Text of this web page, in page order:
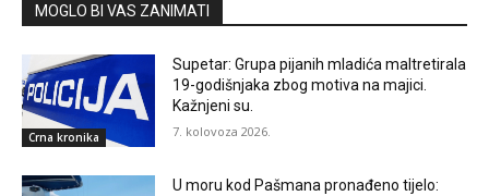
MOGLO BI VAS ZANIMATI
Crna kronika
Supetar: Grupa pijanih mladića maltretirala
19-godišnjaka zbog motiva na majici.
Kažnjeni su.
7. kolovoza 2026.
U moru kod Pašmana pronađeno tijelo: